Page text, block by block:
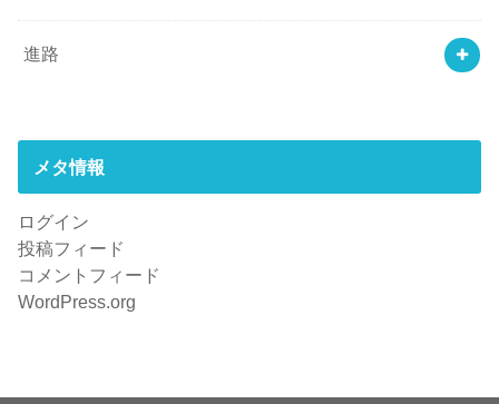
進路
メタ情報
ログイン
投稿フィード
コメントフィード
WordPress.org